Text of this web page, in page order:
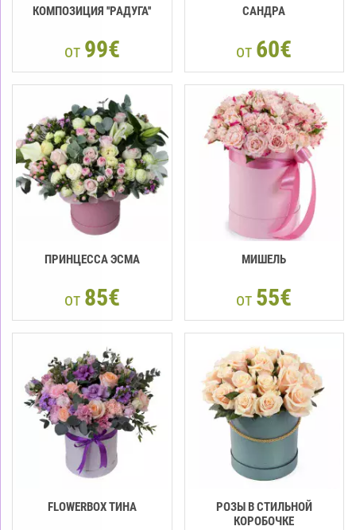
КОМПОЗИЦИЯ ''РАДУГА''
от 99€
CАНДРА
от 60€
ПРИНЦЕССА ЭСМА
от 85€
МИШЕЛЬ
от 55€
FLOWERBOX ТИНА
РОЗЫ В СТИЛЬНОЙ
КОРОБОЧКЕ